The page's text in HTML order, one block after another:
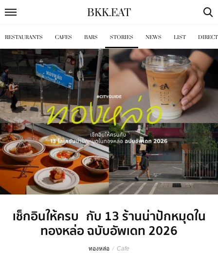
BKK.EAT
RESTAURANTS CAFES BARS STORIES NEWS LIST
เช็กอินให้ครบ กับ 13 ร้านน่าปักหมุดใน
ทองหล่อ ฉบับอัพเดท 2026
ทองหล่อ / Cafe